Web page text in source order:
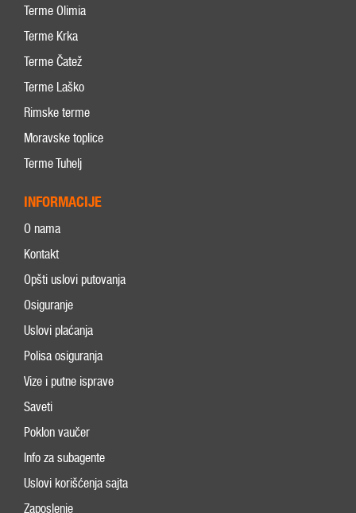
Terme Olimia
Terme Krka
Terme Čatež
Terme Laško
Rimske terme
Moravske toplice
Terme Tuhelj
INFORMACIJE
O nama
Kontakt
Opšti uslovi putovanja
Osiguranje
Uslovi plaćanja
Polisa osiguranja
Vize i putne isprave
Saveti
Poklon vaučer
Info za subagente
Uslovi korišćenja sajta
Zaposlenje